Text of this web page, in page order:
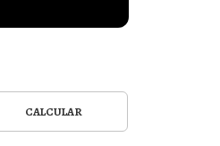
CALCULAR